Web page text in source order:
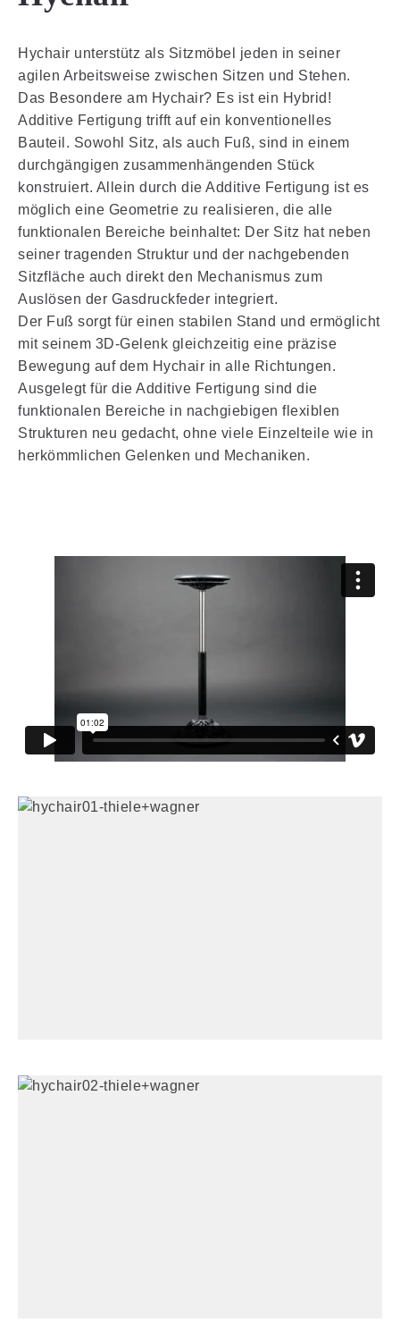
Hychair unterstütz als Sitzmöbel jeden in seiner
agilen Arbeitsweise zwischen Sitzen und Stehen.
Das Besondere am Hychair? Es ist ein Hybrid!
Additive Fertigung trifft auf ein konventionelles
Bauteil. Sowohl Sitz, als auch Fuß, sind in einem
durchgängigen zusammenhängenden Stück
konstruiert. Allein durch die Additive Fertigung ist es
möglich eine Geometrie zu realisieren, die alle
funktionalen Bereiche beinhaltet: Der Sitz hat neben
seiner tragenden Struktur und der nachgebenden
Sitzfläche auch direkt den Mechanismus zum
Auslösen der Gasdruckfeder integriert.
Der Fuß sorgt für einen stabilen Stand und ermöglicht
mit seinem 3D-Gelenk gleichzeitig eine präzise
Bewegung auf dem Hychair in alle Richtungen.
Ausgelegt für die Additive Fertigung sind die
funktionalen Bereiche in nachgiebigen flexiblen
Strukturen neu gedacht, ohne viele Einzelteile wie in
herkömmlichen Gelenken und Mechaniken.